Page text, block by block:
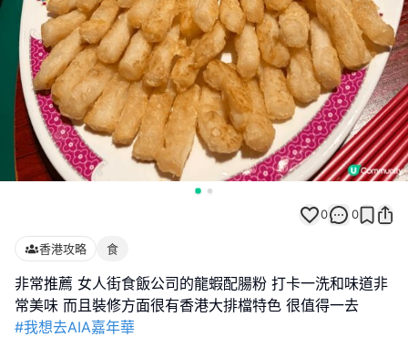
0 0
香港攻略 食
非常推薦 女人街食飯公司的龍蝦配腸粉 打卡一洗和味道非
#我想去AIA嘉年華